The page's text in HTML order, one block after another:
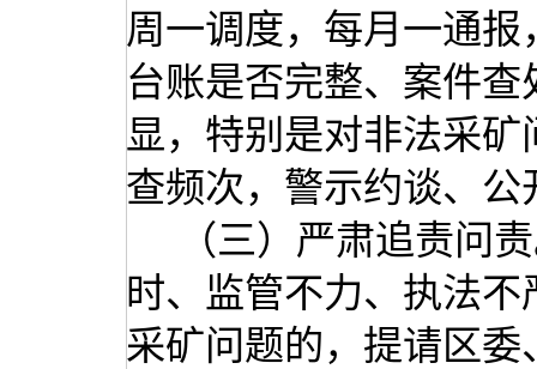
周一调度，每月一通
台账是否完整、案件
显，特别是对非法采
查频次，警示约谈、
（三）严肃追责问
时、监管不力、执法
采矿问题的，提请区